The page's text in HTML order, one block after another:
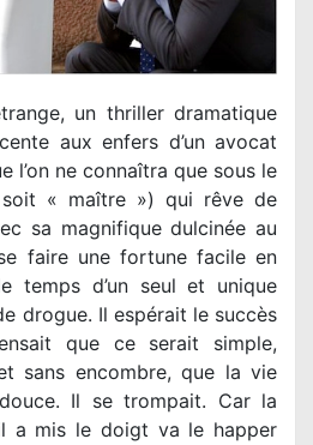
un thriller dramatique
aux enfers d’un avocat
l’on ne connaîtra que sous le
soit « maître ») qui rêve de
sa magnifique dulcinée au
faire une fortune facile en
temps d’un seul et unique
drogue. Il espérait le succès
que ce serait simple,
sans encombre, que la vie
Il se trompait. Car la
a mis le doigt va le happer